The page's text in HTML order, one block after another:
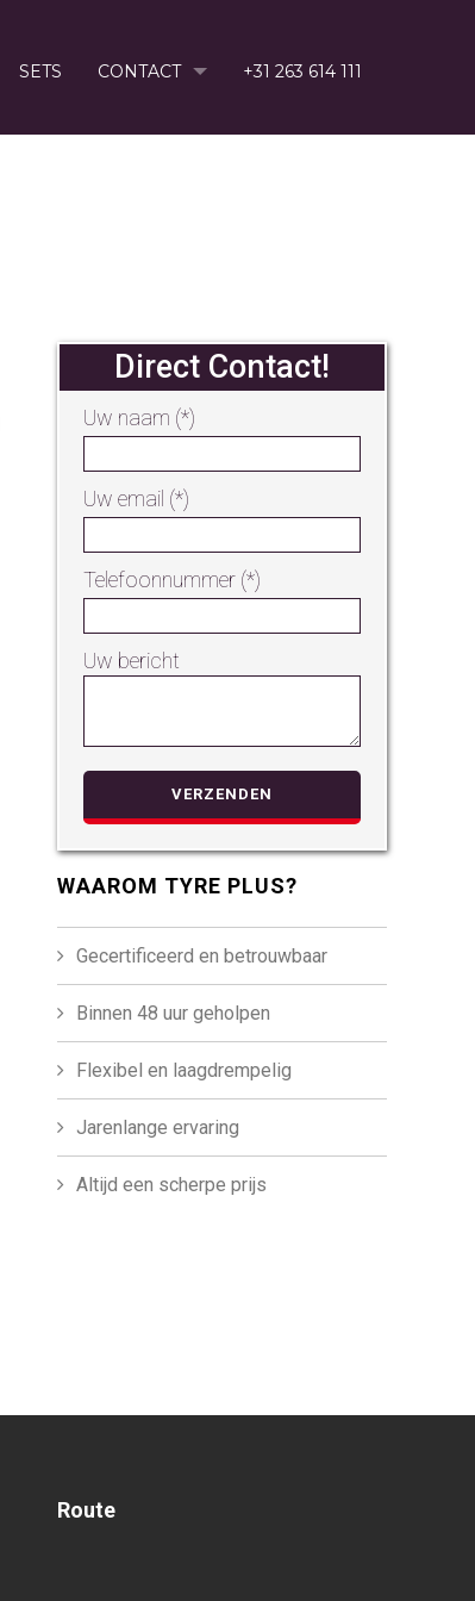
SETS CONTACT +31 263 614 111
Direct Contact!
Uw naam (*)
Uw email (*)
Telefoonnummer (*)
Uw bericht
WAAROM TYRE PLUS?
Gecertificeerd en betrouwbaar
Binnen 48 uur geholpen
Flexibel en laagdrempelig
Jarenlange ervaring
Altijd een scherpe prijs
Route